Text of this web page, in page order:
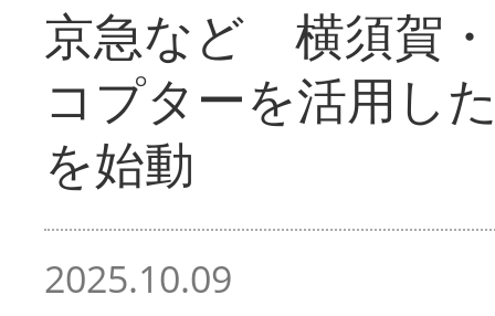
京急など 横須賀
コプターを活用し
を始動
2025.10.09